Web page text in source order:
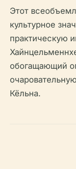
Этот
культурное
практическую
обогащающий
Кёльна.